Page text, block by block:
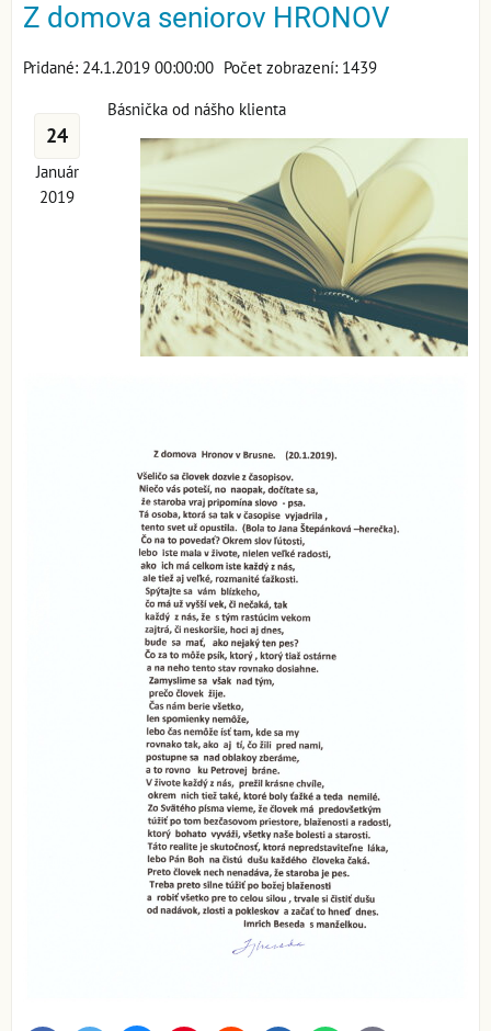
Z domova seniorov HRONOV
Pridané: 24.1.2019 00:00:00 Počet zobrazení: 1439
24
Január
2019
Básnička od nášho klienta